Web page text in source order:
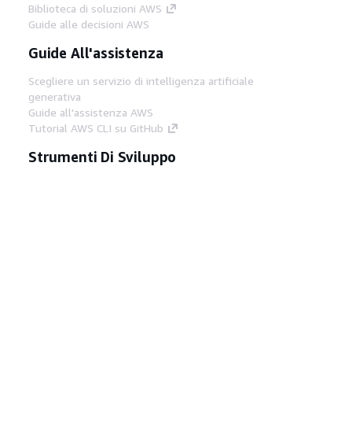
Biblioteca di soluzioni AWS
Guide alle decisioni AWS
Guide All'assistenza
Scegliere un servizio di intelligenza artificiale
generativa
Guide all'assistenza AWS
Tutorial AWS CLI su GitHub
Strumenti Di Sviluppo